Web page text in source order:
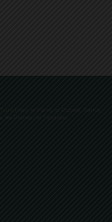
Parc, el Farró, el Putxet, Sarrià,
les Planes i el Tibidabo